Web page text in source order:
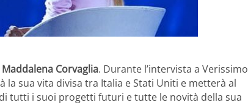
Maddalena Corvaglia. Durante l’intervista a Verissimo
la sua vita divisa tra Italia e Stati Uniti e metterà al
tutti i suoi progetti futuri e tutte le novità della sua